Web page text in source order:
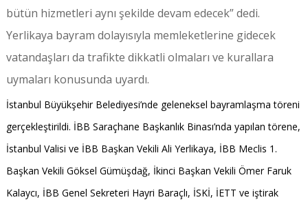
bütün hizmetleri aynı şekilde devam edecek” dedi.
Yerlikaya bayram dolayısıyla memleketlerine gidecek
vatandaşları da trafikte dikkatli olmaları ve kurallara
uymaları konusunda uyardı.
İstanbul Büyükşehir Belediyesi’nde geleneksel bayramlaşma töreni
gerçekleştirildi. İBB Saraçhane Başkanlık Binası’nda yapılan törene,
İstanbul Valisi ve İBB Başkan Vekili Ali Yerlikaya, İBB Meclis 1.
Başkan Vekili Göksel Gümüşdağ, İkinci Başkan Vekili Ömer Faruk
Kalaycı, İBB Genel Sekreteri Hayri Baraçlı, İSKİ, İETT ve iştirak